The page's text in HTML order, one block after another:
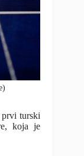
turski
koja je